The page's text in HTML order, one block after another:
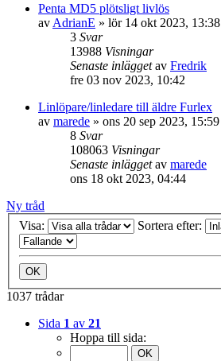
Penta MD5 plötsligt livlös
av AdrianE » lör 14 okt 2023, 13:38
3 Svar
13988 Visningar
Senaste inläggetav Fredrik
fre 03 nov 2023, 10:42
Linlöpare/linledare till äldre Furlex
av marede » ons 20 sep 2023, 15:59
8 Svar
108063 Visningar
Senaste inläggetav marede
ons 18 okt 2023, 04:44
Ny tråd
Visa:
Sortera efter:
1037 trådar
Sida 1 av 21
Hoppa till sida: